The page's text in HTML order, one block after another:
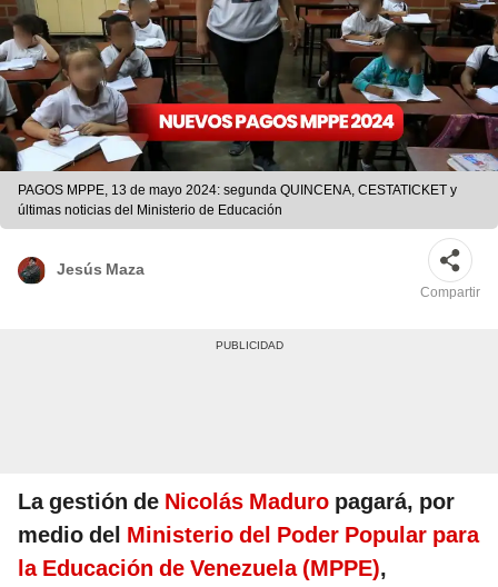
PAGOS MPPE, 13 de mayo 2024: segunda QUINCENA, CESTATICKET y
últimas noticias del Ministerio de Educación
Jesús Maza
Compartir
La gestión de Nicolás Maduro pagará, por
medio del Ministerio del Poder Popular para
la Educación de Venezuela (MPPE),